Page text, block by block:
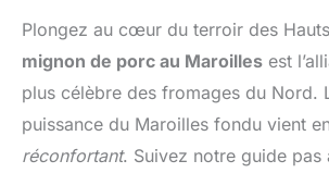
Plongez au cœur du terroir des
mignon de porc au Maroilles est
plus célèbre des fromages du Nord.
puissance du Maroilles fondu vient
réconfortant. Suivez notre guide